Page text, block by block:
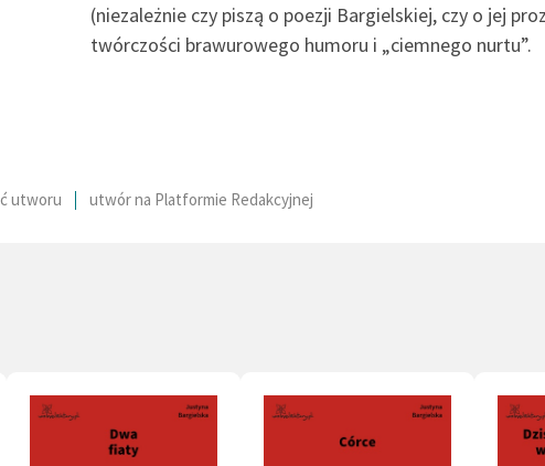
(niezależnie czy piszą o poezji Bargielskiej, czy o jej
twórczości brawurowego humoru i „ciemnego nurtu”.
utworu utwór na Platformie Redakcyjnej